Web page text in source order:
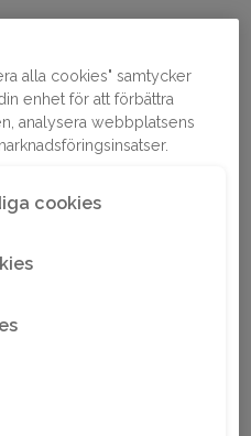
är viktigt för oss.
och processer stödjer
bekymmer lyfts
och förtroende
problem så snart
inte att tolerera
som rapporterar
för att läsa mer om:
alla cookies" samtycker
enhet för att förbättra
analysera webbplatsens
cookies